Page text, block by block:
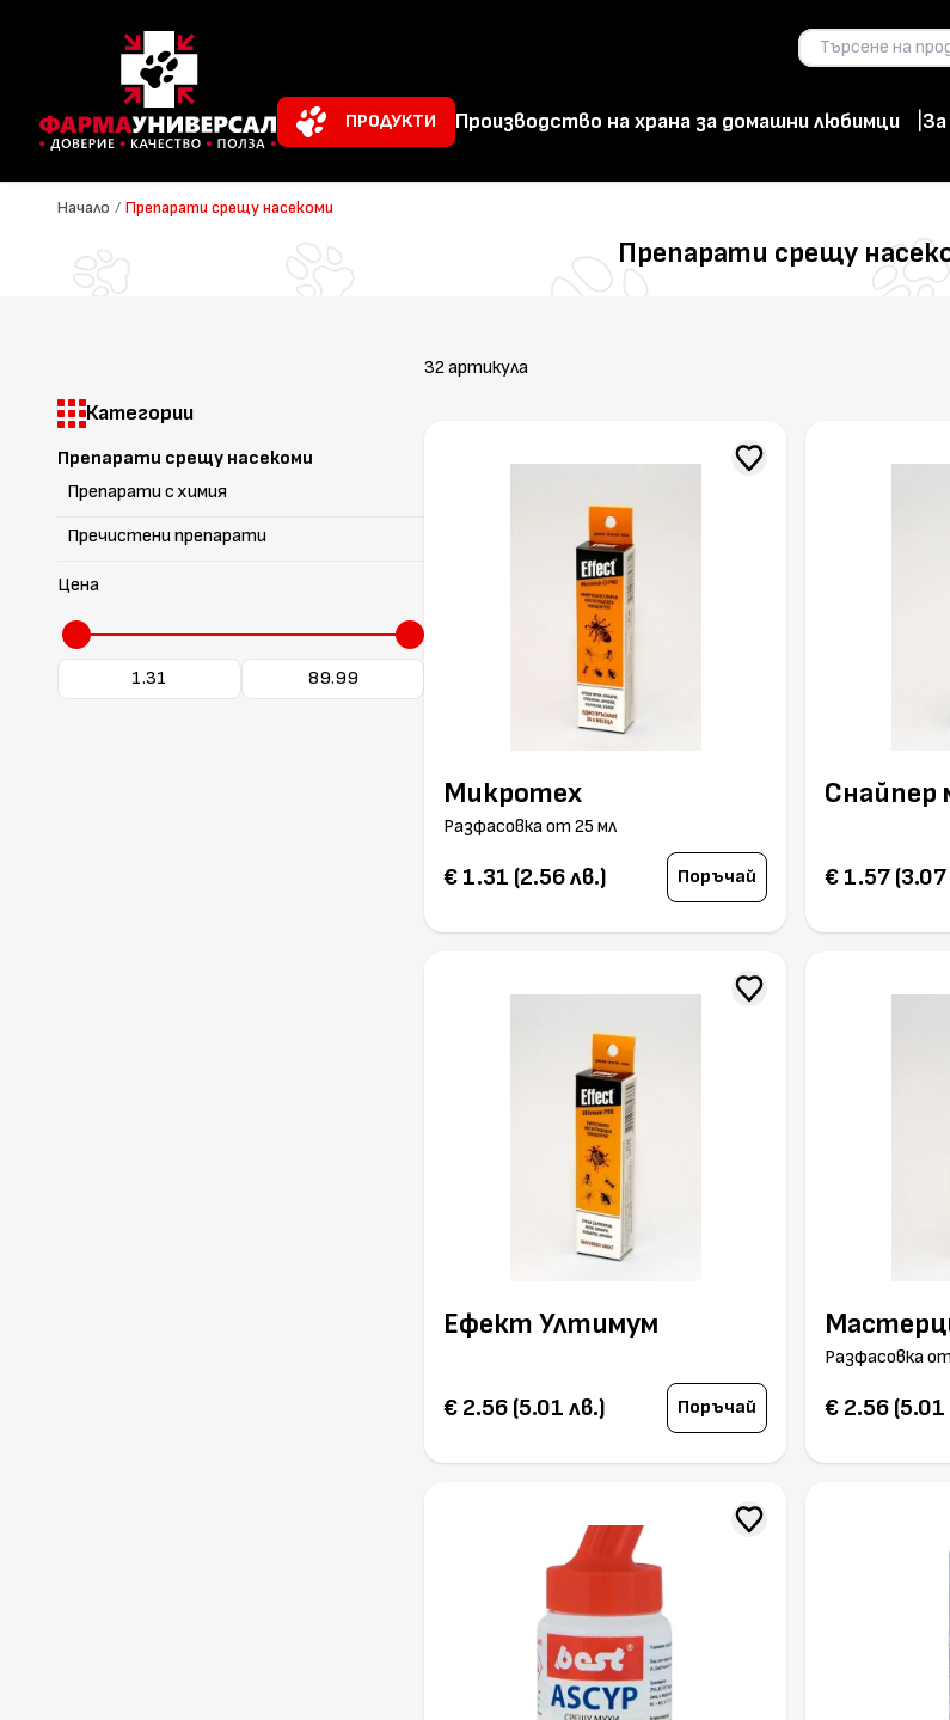
ПРОДУКТИ Производство на храна за домашни любимци
Начало / Препарати срещу насекоми
Препарати срещу
Категории
Препарати срещу насекоми
Препарати с химия
Пречистени препарати
Цена
32 артикула
Микротех
Разфасовка от 25 мл
€ 1.31 (2.56 лв.) Поръчай
Снайпер
€ 1.57 (3.07
Ефект Ултимум
€ 2.56 (5.01 лв.) Поръчай
Разфасовка
€ 2.56 (5.01